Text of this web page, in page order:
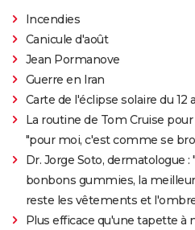
Incendies
Canicule d'août
Jean Pormanove
Guerre en Iran
Carte de l'éclipse solaire du 12
La routine de Tom Cruise
"pour moi, c'est comme se
Dr. Jorge Soto, dermatologue
bonbons gummies, la
reste les vêtements et
Plus efficace qu'une tapette à